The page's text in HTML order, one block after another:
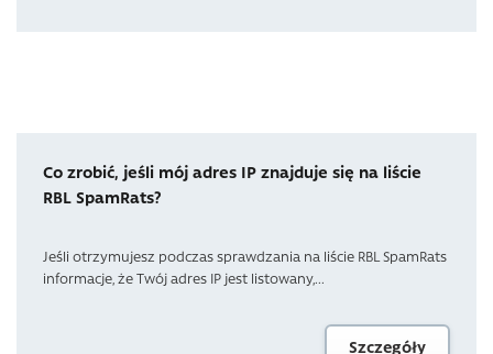
Co zrobić, jeśli mój adres IP znajduje się na liście
RBL SpamRats?
Jeśli otrzymujesz podczas sprawdzania na liście RBL SpamRats
informacje, że Twój adres IP jest listowany,...
Szczegóły